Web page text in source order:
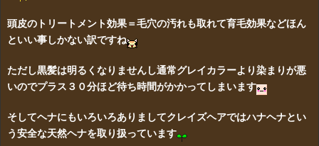
頭皮のトリートメント効果＝毛穴の汚れも取れて育毛効果などほん
といい事しかない訳ですね
ただし黒髪は明るくなりませんし通常グレイカラーより染まりが悪
いのでプラス３０分ほど待ち時間がかかってしまいます
そしてヘナにもいろいろありましてクレイズヘアではハナヘナとい
う安全な天然ヘナを取り扱っています